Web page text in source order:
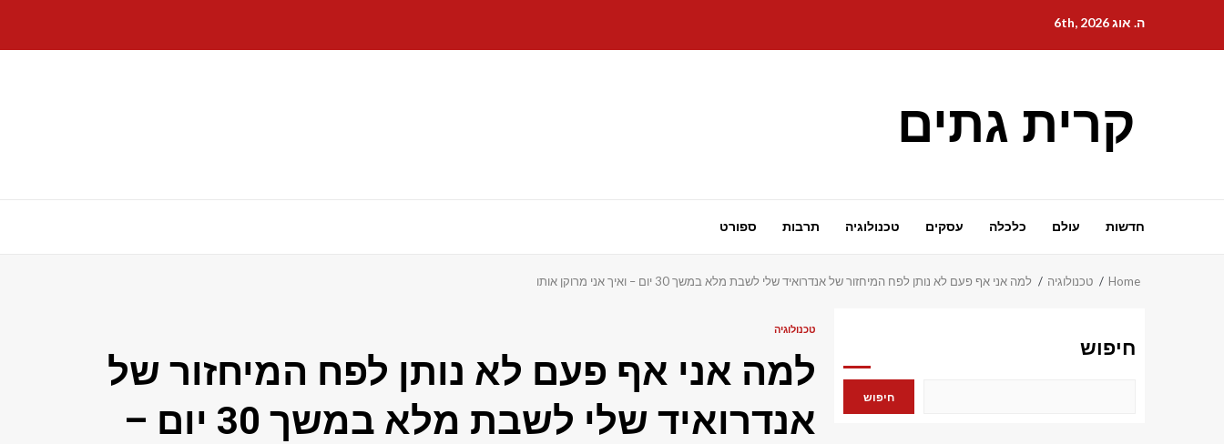
content
ה. אוג 6th, 2026
קרית גתים
חדשות עולם כלכלה עסקים טכנולוגיה תרבות ספורט
Home טכנולוגיה למה אני אף פעם לא נותן לפח המיחזור של אנדרואיד שלי לשבת מלא במשך 30 יום – ואיך אני מרוקן אותו
טכנולוגיה
למה אני אף פעם לא נותן לפח המיחזור של
אנדרואיד שלי לשבת מלא במשך 30 יום –
חיפוש
חיפוש